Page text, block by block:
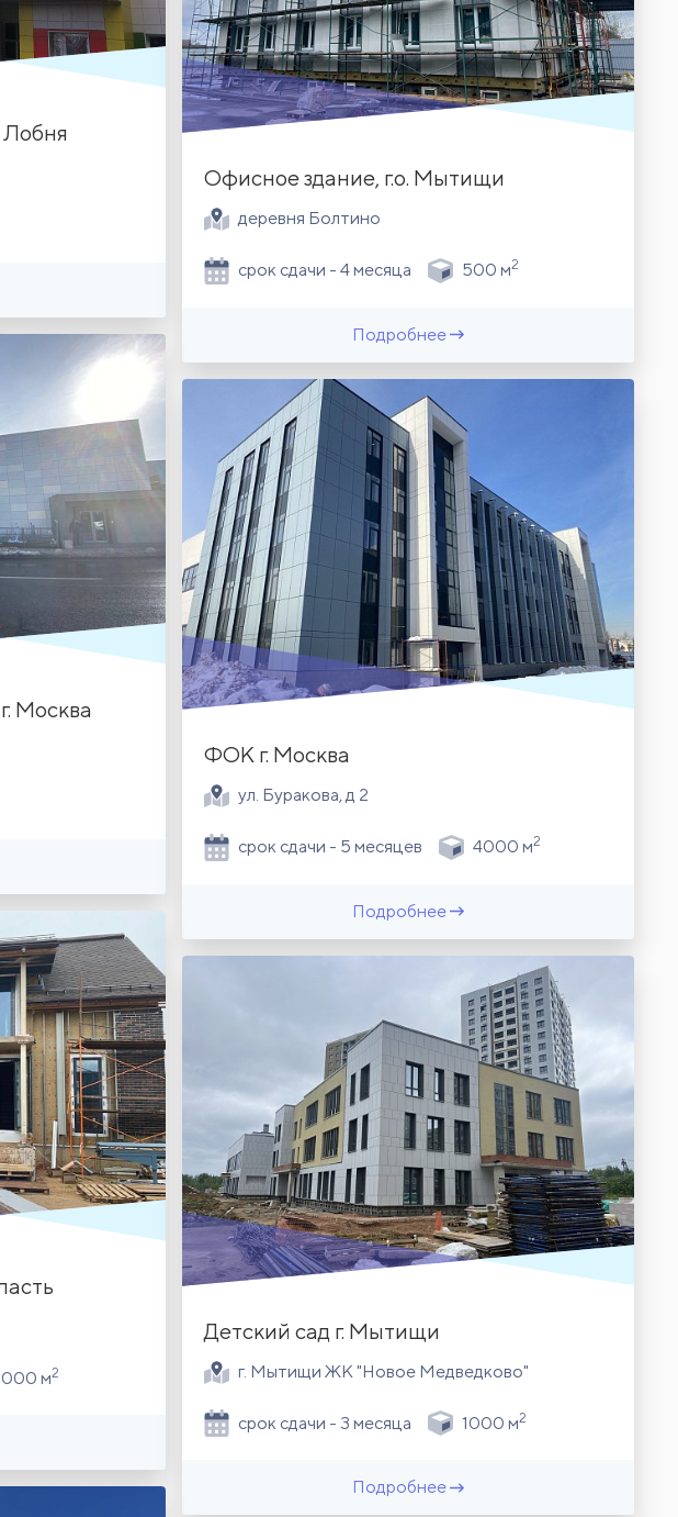
Лобня
Офисное здание, г.о. Мытищи
деревня Болтино
срок сдачи - 4 месяца 500 м2
Подробнее
Москва
ФОК г. Москва
ул. Буракова, д 2
срок сдачи - 5 месяцев 4000 м2
Подробнее
м2
Детский сад г. Мытищи
г. Мытищи ЖК "Новое Медведково"
срок сдачи - 3 месяца 1000 м2
Подробнее